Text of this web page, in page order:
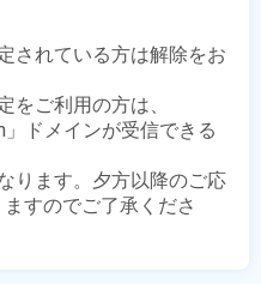
されている方は解除をお
をご利用の方は、
」ドメインが受信できる
ります。夕方以降のご応
すのでご了承くださ